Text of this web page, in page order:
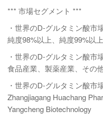
*** 市場セグメント ***
・世界のD-グルタミン酸市
純度98%以上、純度99%以上
・世界のD-グルタミン酸市
食品産業、製薬産業、その
・世界のD-グルタミン酸市
Zhangjiagang Huachang
Yangcheng Biotechnology